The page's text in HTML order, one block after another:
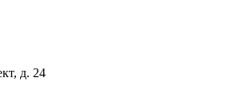
д. 24